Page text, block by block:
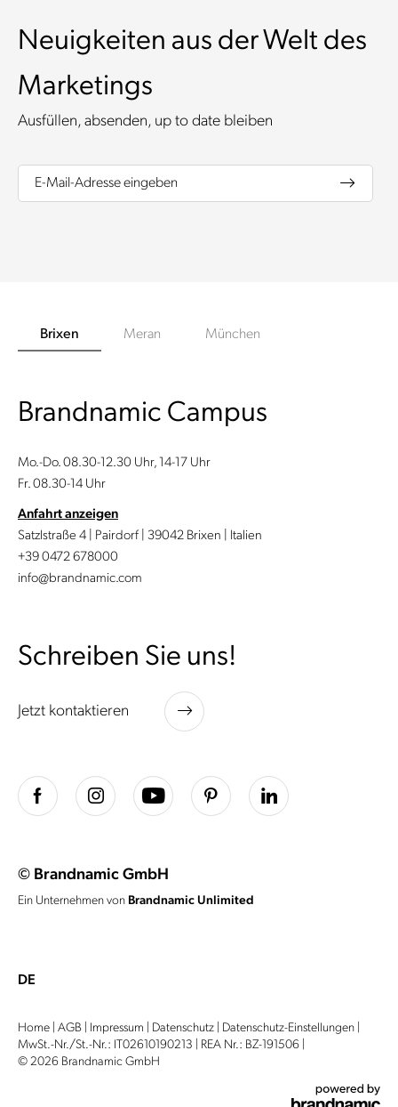
Neuigkeiten aus der Welt des
Marketings
Ausfüllen, absenden, up to date bleiben
E-Mail-Adresse eingeben
Brixen Meran München
Brandnamic Campus
Mo.-Do. 08.30-12.30 Uhr, 14-17 Uhr
Fr. 08.30-14 Uhr
Anfahrt anzeigen
Satzlstraße 4 | Pairdorf | 39042 Brixen | Italien
+39 0472 678000
info@brandnamic.com
Schreiben Sie uns!
Jetzt kontaktieren
© Brandnamic GmbH
Ein Unternehmen von Brandnamic Unlimited
DE
Home AGB Impressum Datenschutz Datenschutz-Einstellungen
MwSt.-Nr./St.-Nr.: IT02610190213
REA Nr.: BZ-191506
© 2026 Brandnamic GmbH